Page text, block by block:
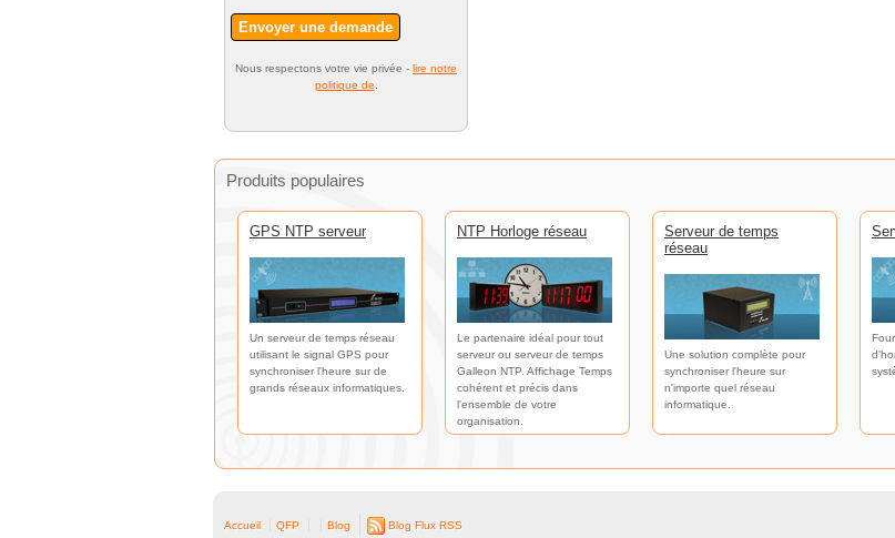
Envoyer une demande
Nous respectons votre vie privée - lire notre
politique de.
Produits populaires
GPS NTP serveur
Un serveur de temps réseau
utilisant le signal GPS pour
synchroniser l'heure sur de
grands réseaux informatiques.
NTP Horloge réseau
Le partenaire idéal pour tout
serveur ou serveur de temps
Galleon NTP. Affichage Temps
cohérent et précis dans
l'ensemble de votre
organisation.
Serveur de temps
réseau
Une solution complète pour
synchroniser l'heure sur
n'importe quel réseau
informatique.
Accueil QFP Blog Blog Flux RSS